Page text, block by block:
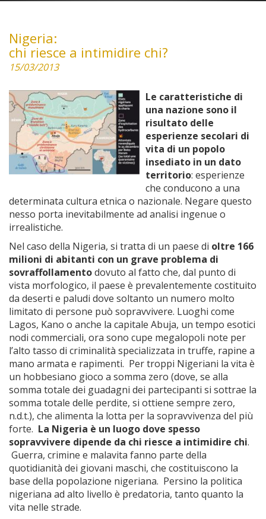
Nigeria:
chi riesce a intimidire chi?
15/03/2013
Le caratteristiche di
una nazione sono il
risultato delle
esperienze secolari di
vita di un popolo
insediato in un dato
territorio: esperienze
che conducono a una
determinata cultura etnica o nazionale. Negare questo
nesso porta inevitabilmente ad analisi ingenue o
irrealistiche.
Nel caso della Nigeria, si tratta di un paese di oltre 166
milioni di abitanti con un grave problema di
sovraffollamentodovuto al fatto che, dal punto di
vista morfologico, il paese è prevalentemente costituito
da deserti e paludi dove soltanto un numero molto
limitato di persone può sopravvivere. Luoghi come
Lagos, Kano o anche la capitale Abuja, un tempo esotici
nodi commerciali, ora sono cupe megalopoli note per
l’alto tasso di criminalità specializzata in truffe, rapine a
mano armata e rapimenti. Per troppi Nigeriani la vita è
un hobbesiano gioco a somma zero (dove, se alla
somma totale dei guadagni dei partecipanti si sottrae la
somma totale delle perdite, si ottiene sempre zero,
n.d.t.), che alimenta la lotta per la sopravvivenza del più
forte. La Nigeria è un luogo dove spesso
sopravvivere dipende da chi riesce a intimidire chi.
Guerra, crimine e malavita fanno parte della
quotidianità dei giovani maschi, che costituiscono la
base della popolazione nigeriana. Persino la politica
nigeriana ad alto livello è predatoria, tanto quanto la
vita nelle strade.